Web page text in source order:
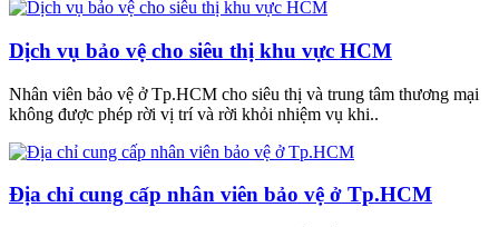
Dịch vụ bảo vệ cho siêu thị khu vực HCM
Nhân viên bảo vệ ở Tp.HCM cho siêu thị và trung tâm thương mại
không được phép rời vị trí và rời khỏi nhiệm vụ khi..
Địa chỉ cung cấp nhân viên bảo vệ ở Tp.HCM